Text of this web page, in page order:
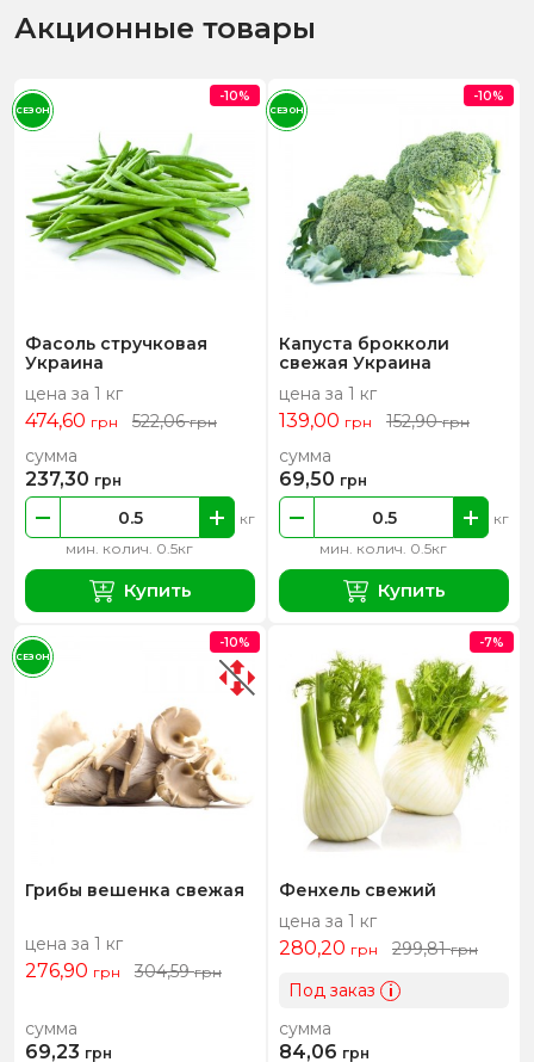
Акционные товары
Фасоль стручковая
Украина
цена за 1 кг
474,60 грн 522,06грн
мин. колич. 0.5кг
кг
сумма
237,30 грн
Купить
-10%
СЕЗОН
Капуста брокколи
свежая Украина
цена за 1 кг
139,00 грн 152,90грн
мин. колич. 0.5кг
кг
сумма
69,50 грн
Купить
-10%
СЕЗОН
Грибы вешенка свежая
цена за 1 кг
276,90 грн 304,59грн
сумма
69,23 грн
-10%
СЕЗОН
Фенхель свежий
цена за 1 кг
280,20 грн 299,81грн
Под заказ i
сумма
84,06 грн
-7%